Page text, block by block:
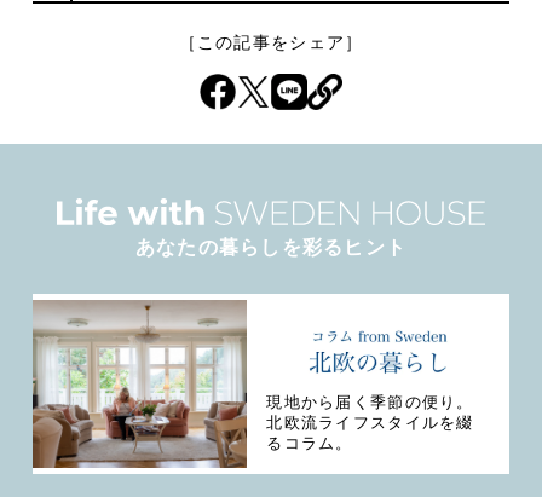
［この記事をシェア］
あなたの暮らしを彩るヒント
現地から届く季節の便り。
北欧流ライフスタイルを綴
るコラム。